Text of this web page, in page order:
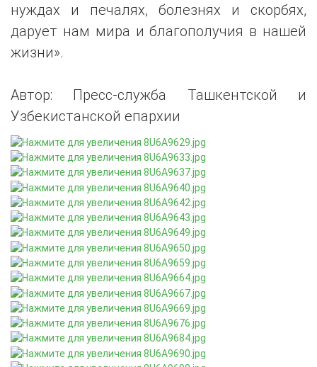
нуждах и печалях, болезнях и скорбях,
дарует нам мира и благополучия в нашей
жизни».
Автор: Пресс-служба Ташкентской и
Узбекистанской епархии